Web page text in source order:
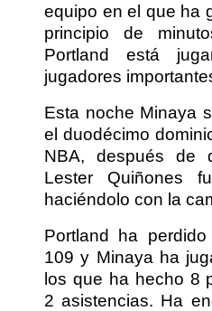
equipo en el que ha
principio de
Portland está
jugadores
Esta noche Minaya
el duodécimo
NBA, después de
Lester Quiñones
haciéndolo con la
Portland ha
109 y Minaya ha
los que ha hecho 8
2 asistencias. Ha